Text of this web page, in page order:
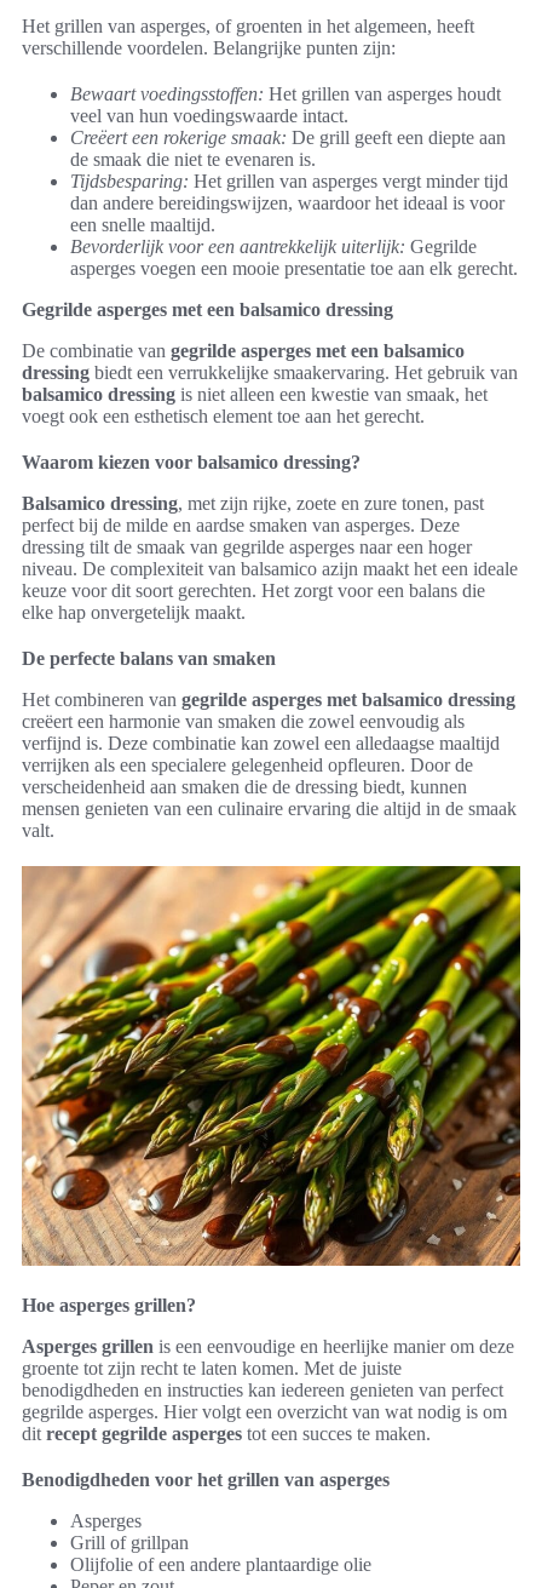
Het grillen van asperges, of groenten in het algemeen, heeft
verschillende voordelen. Belangrijke punten zijn:
Bewaart voedingsstoffen: Het grillen van asperges houdt
veel van hun voedingswaarde intact.
Creëert een rokerige smaak: De grill geeft een diepte aan
de smaak die niet te evenaren is.
Tijdsbesparing: Het grillen van asperges vergt minder tijd
dan andere bereidingswijzen, waardoor het ideaal is voor
een snelle maaltijd.
Bevorderlijk voor een aantrekkelijk uiterlijk: Gegrilde
asperges voegen een mooie presentatie toe aan elk gerecht.
Gegrilde asperges met een balsamico dressing
De combinatie van gegrilde asperges met een balsamico
dressing biedt een verrukkelijke smaakervaring. Het gebruik van
balsamico dressing is niet alleen een kwestie van smaak, het
voegt ook een esthetisch element toe aan het gerecht.
Waarom kiezen voor balsamico dressing?
Balsamico dressing, met zijn rijke, zoete en zure tonen, past
perfect bij de milde en aardse smaken van asperges. Deze
dressing tilt de smaak van gegrilde asperges naar een hoger
niveau. De complexiteit van balsamico azijn maakt het een ideale
keuze voor dit soort gerechten. Het zorgt voor een balans die
elke hap onvergetelijk maakt.
De perfecte balans van smaken
Het combineren van gegrilde asperges met balsamico dressing
creëert een harmonie van smaken die zowel eenvoudig als
verfijnd is. Deze combinatie kan zowel een alledaagse maaltijd
verrijken als een specialere gelegenheid opfleuren. Door de
verscheidenheid aan smaken die de dressing biedt, kunnen
mensen genieten van een culinaire ervaring die altijd in de smaak
valt.
Hoe asperges grillen?
Asperges grillen is een eenvoudige en heerlijke manier om deze
groente tot zijn recht te laten komen. Met de juiste
benodigdheden en instructies kan iedereen genieten van perfect
gegrilde asperges. Hier volgt een overzicht van wat nodig is om
dit recept gegrilde asperges tot een succes te maken.
Benodigdheden voor het grillen van asperges
Asperges
Grill of grillpan
Olijfolie of een andere plantaardige olie